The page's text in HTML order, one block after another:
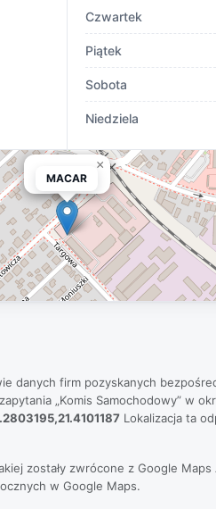
Czwartek
Piątek
Sobota
Niedziela
MACAR
×
MACAR
danych firm pozyskanych
„Komis Samochodowy” w
Lokalizacja ta
zostały zwrócone z Google
w Google Maps.